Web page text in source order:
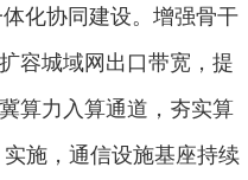
化协同建设。增强骨干
容城域网出口带宽，提
算力入算通道，夯实算
施，通信设施基座持续